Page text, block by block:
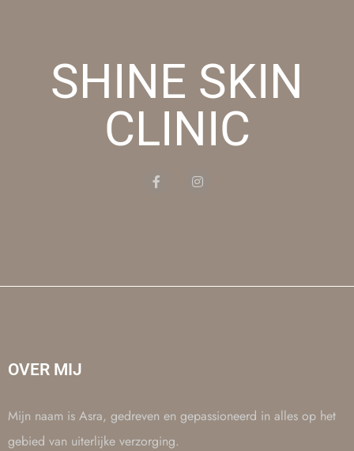
SHINE SKIN
CLINIC
OVER MIJ
Mijn naam is Asra, gedreven en gepassioneerd in alles op het
gebied van uiterlijke verzorging.